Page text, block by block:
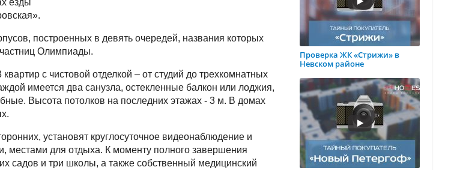
езды
построенных в девять очередей, названия которых
Олимпиады.
с чистовой отделкой – от студий до трехкомнатных
имеется два санузла, остекленные балкон или лоджия,
Высота потолков на последних этажах - 3 м. В домах
установят круглосуточное видеонаблюдение и
местами для отдыха. К моменту полного завершения
садов и три школы, а также собственный медицинский
Проверка ЖК «Стрижи» в
Невском районе